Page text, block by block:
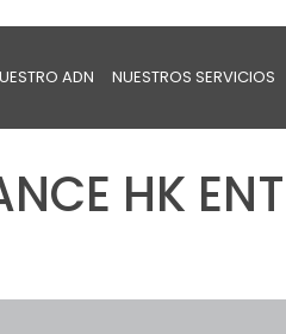
ADN NUESTROS SERVICIOS
HK